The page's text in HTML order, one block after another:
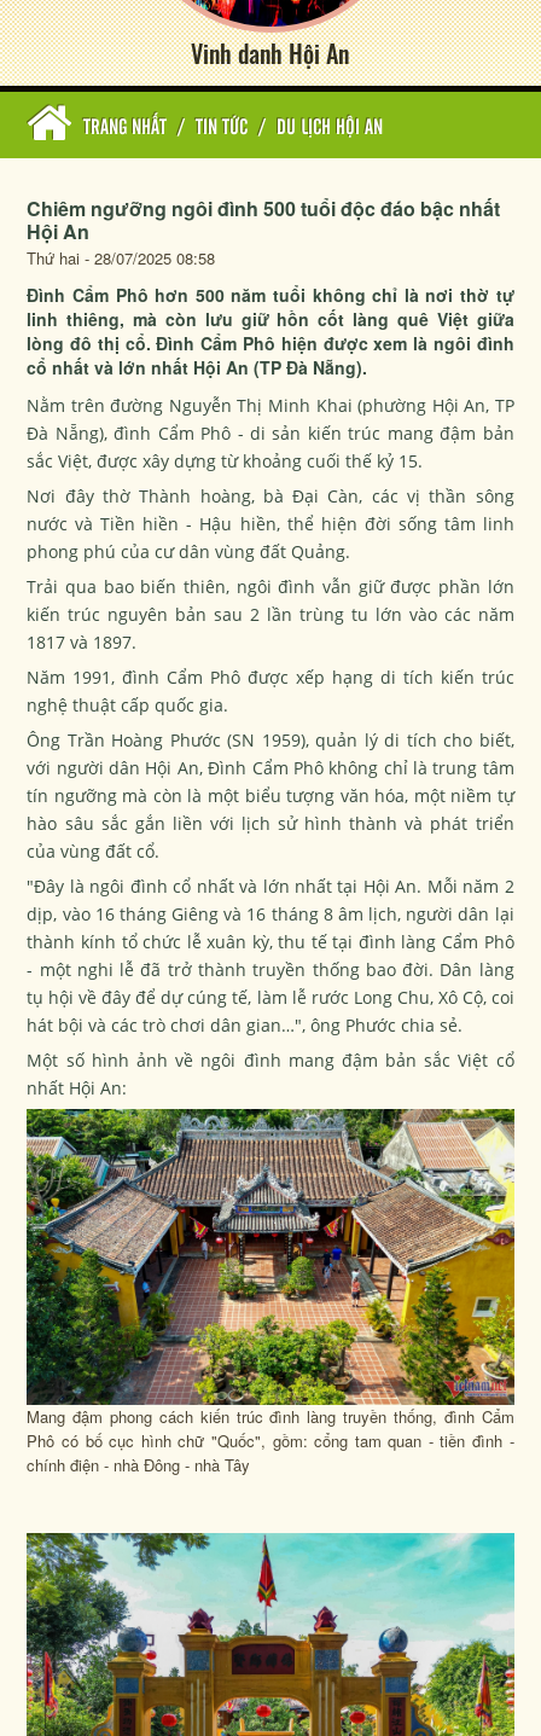
Vinh danh Hội An
TRANG NHẤT / TIN TỨC / DU LỊCH HỘI AN
Chiêm ngưỡng ngôi đình 500 tuổi độc đáo bậc nhất
Hội An
Thứ hai - 28/07/2025 08:58
Đình Cẩm Phô hơn 500 năm tuổi không chỉ là nơi thờ tự
linh thiêng, mà còn lưu giữ hồn cốt làng quê Việt giữa
lòng đô thị cổ. Đình Cẩm Phô hiện được xem là ngôi đình
cổ nhất và lớn nhất Hội An (TP Đà Nẵng).
Nằm trên đường Nguyễn Thị Minh Khai (phường Hội An, TP
Đà Nẵng), đình Cẩm Phô - di sản kiến trúc mang đậm bản
sắc Việt, được xây dựng từ khoảng cuối thế kỷ 15.
Nơi đây thờ Thành hoàng, bà Đại Càn, các vị thần sông
nước và Tiền hiền - Hậu hiền, thể hiện đời sống tâm linh
phong phú của cư dân vùng đất Quảng.
Trải qua bao biến thiên, ngôi đình vẫn giữ được phần lớn
kiến trúc nguyên bản sau 2 lần trùng tu lớn vào các năm
1817 và 1897.
Năm 1991, đình Cẩm Phô được xếp hạng di tích kiến trúc
nghệ thuật cấp quốc gia.
Ông Trần Hoàng Phước (SN 1959), quản lý di tích cho biết,
với người dân Hội An, Đình Cẩm Phô không chỉ là trung tâm
tín ngưỡng mà còn là một biểu tượng văn hóa, một niềm tự
hào sâu sắc gắn liền với lịch sử hình thành và phát triển
của vùng đất cổ.
"Đây là ngôi đình cổ nhất và lớn nhất tại Hội An. Mỗi năm 2
dịp, vào 16 tháng Giêng và 16 tháng 8 âm lịch, người dân lại
thành kính tổ chức lễ xuân kỳ, thu tế tại đình làng Cẩm Phô
- một nghi lễ đã trở thành truyền thống bao đời. Dân làng
tụ hội về đây để dự cúng tế, làm lễ rước Long Chu, Xô Cộ, coi
hát bội và các trò chơi dân gian…", ông Phước chia sẻ.
Một số hình ảnh về ngôi đình mang đậm bản sắc Việt cổ
nhất Hội An:
Mang đậm phong cách kiến trúc đình làng truyền thống, đình Cẩm
Phô có bố cục hình chữ "Quốc", gồm: cổng tam quan - tiền đình -
chính điện - nhà Đông - nhà Tây